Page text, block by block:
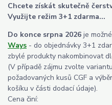
Chcete získát skutečně
Využijte režim 3+1 zdarma...
Do konce srpna 2026 je
Ways - do objednávky 3+1
zbylé produkty nakombinovat
(V případě zájmu zvolte
požadovaných kusů CGF a
košíku v části dodací údaje).
Cena činí: